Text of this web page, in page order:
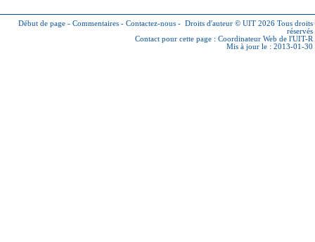
Début de page - Commentaires - Contactez-nous - Droits d'auteur © UIT 2026 Tous droits
réservés
Contact pour cette page : Coordinateur Web de l'UIT-R
Mis à jour le : 2013-01-30